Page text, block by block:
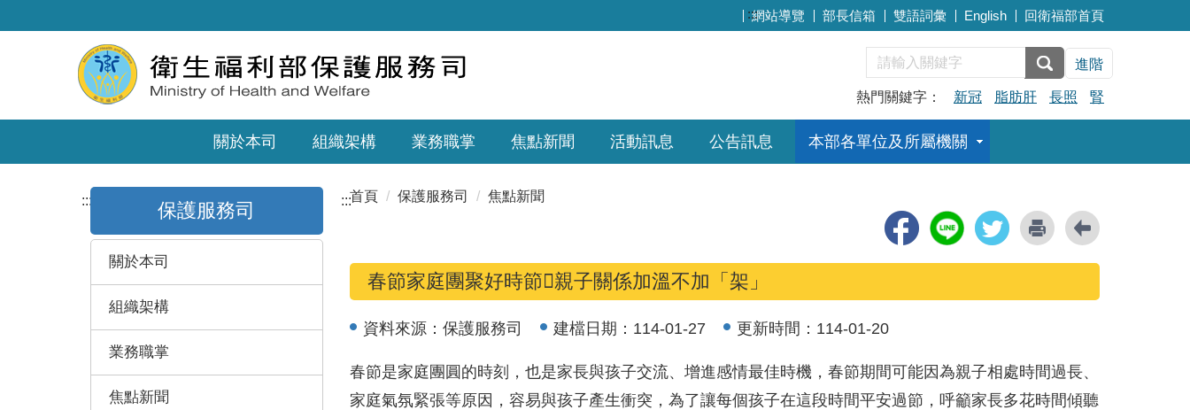
:::網站導覽 部長信箱 雙語詞彙 English 回衛福部首頁
進階
熱門關鍵字： 新冠 脂肪肝 長照 腎
關於本司 組織架構 業務職掌 焦點新聞 活動訊息 公告訊息 本部各單位及所屬機關
::: 保護服務司
關於本司
組織架構
業務職掌
焦點新聞
:::首頁 保護服務司 焦點新聞
春節家庭團聚好時節親子關係加溫不加「架」
資料來源： 保護服務司 建檔日期： 114-01-27 更新時間： 114-01-20
春節是家庭團圓的時刻，也是家長與孩子交流、增進感情最佳時機，春節期間可能因為親子相處時間過長、
家庭氣氛緊張等原因，容易與孩子產生衝突，為了讓每個孩子在這段時間平安過節，呼籲家長多花時間傾聽